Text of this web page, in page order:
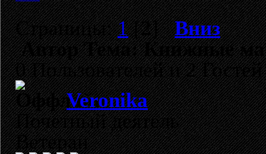
Страницы:1[2]Вниз
АвторТема: Книжные
0 Пользователей и 2
Veronika
Почетный деятель
Ветеран